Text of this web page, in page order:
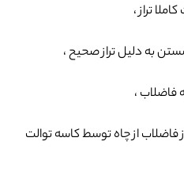
تراز ،
به دلیل تراز صحیح ،
فاضلاب ،
فاضلاب از چاه توسط کاسه توالت